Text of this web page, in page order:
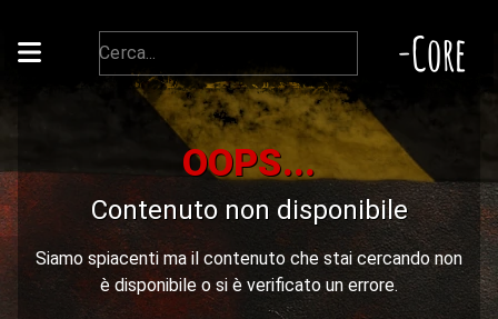
-Core
OOPS...
Contenuto non disponibile
Siamo spiacenti ma il contenuto che stai cercando non
è disponibile o si è verificato un errore.